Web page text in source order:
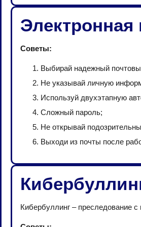
Электронная
Советы:
Выбирай надежный
Не указывай личную
Используй двухэтапную
Сложный пароль;
Не открывай
Выходи из почты после
Кибербуллинг – преследование